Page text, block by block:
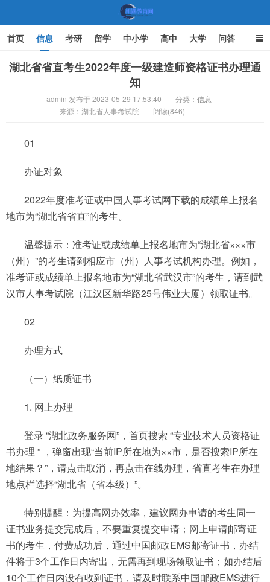
机遇教育网
首页 信息 考研 留学 中小学 高中 大学 问答
文化 家庭教育
湖北省省直考生2022年度一级建造师资格证书办理通
知
admin 发布于 2023-05-29 17:53:40 分类： 信息
来源：湖北省人事考试院
阅读(846)
01
办证对象
2022年度准考证或中国人事考试网下载的成绩单上报名
地市为“湖北省省直”的考生。
温馨提示：准考证或成绩单上报名地市为“湖北省×××市
（州）”的考生请到相应市（州）人事考试机构办理。例如，
准考证或成绩单上报名地市为“湖北省武汉市”的考生，请到武
汉市人事考试院（江汉区新华路25号伟业大厦）领取证书。
02
办理方式
（一）纸质证书
1. 网上办理
登录 “湖北政务服务网”，首页搜索 “专业技术人员资格证
书办理 ” ，弹窗出现“当前IP所在地为××市，是否搜索IP所在
地结果？”，请点击取消，再点击在线办理，省直考生在办理
地点栏选择“湖北省（省本级）”。
特别提醒：为提高网办效率，建议网办申请的考生同一
证书业务提交完成后，不要重复提交申请；网上申请邮寄证
书的考生，付费成功后，通过中国邮政EMS邮寄证书，办结
件将于3个工作日内寄出，无需再到现场领取证书；如办结后
10个工作日内没有收到证书，请及时联系中国邮政EMS进行